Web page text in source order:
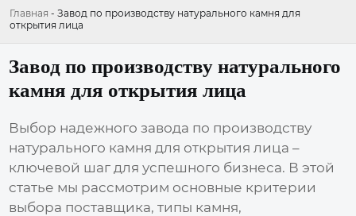
Главная - Завод по производству натурального камня для
открытия лица
Завод по производству натурального
камня для открытия лица
Выбор надежногозавода по производству
натурального камня для открытия лица –
ключевой шаг для успешного бизнеса. В этой
статье мы рассмотрим основные критерии
выбора поставщика, типы камня,